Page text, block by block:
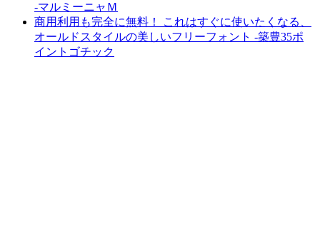
-マルミーニャＭ
商用利用も完全に無料！ これはすぐに使いたくなる、
オールドスタイルの美しいフリーフォント -築豊35ポ
イントゴチック